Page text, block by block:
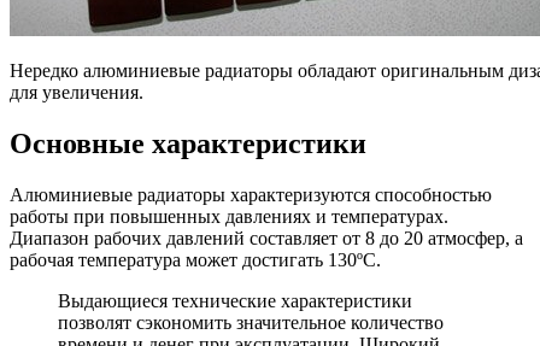
Нередко алюминиевые радиаторы обладают оригинальным
для увеличения.
Основные характеристики
Алюминиевые радиаторы характеризуются способностью
работы при повышенных давлениях и температурах.
Диапазон рабочих давлений составляет от 8 до 20 атмосфер, а
рабочая температура может достигать 130ºС.
Выдающиеся технические характеристики
позволят сэкономить значительное количество